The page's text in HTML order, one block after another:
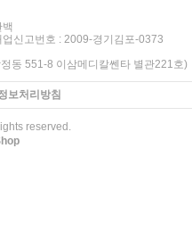
신고번호 : 2009-경기김포-0373
동 551-8 이삼메디칼쎈타 별관221호)
보처리방침
reserved.